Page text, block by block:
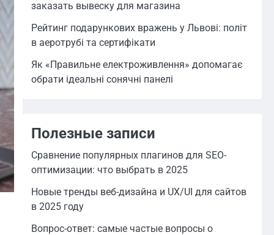
заказать вывеску для магазина
Рейтинг подарункових вражень у Львові: політ
в аеротрубі та сертифікати
Як «Правильне електроживлення» допомагає
обрати ідеальні сонячні панелі
Полезные записи
Сравнение популярных плагинов для SEO-
оптимизации: что выбрать в 2025
Новые тренды веб-дизайна и UX/UI для сайтов
в 2025 году
Вопрос-ответ: самые частые вопросы о